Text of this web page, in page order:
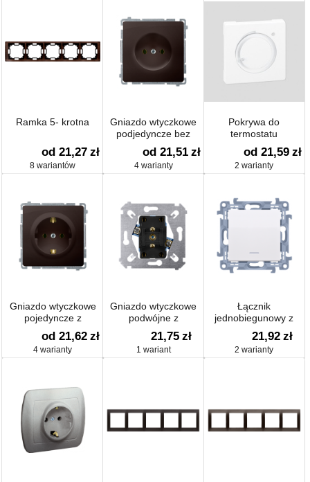
Ramka 5- krotna
od 21,27 zł
8 wariantów
Gniazdo wtyczkowe
podjedyncze bez
uziemienia z
przesłonami torów
prądowych
od 21,51 zł
4 warianty
Pokrywa do
termostatu
od 21,59 zł
2 warianty
Gniazdo wtyczkowe
pojedyncze z
uziemieniem typu
Schuko z przesłonami
torów prądowych
od 21,62 zł
4 warianty
Gniazdo wtyczkowe
podwójne z
uziemieniem
(mechanizm) 16A
250V, zaciski śrubowe,
21,75 zł
1 wariant
Łącznik
jednobiegunowy z
podświetleniem LED
21,92 zł
2 warianty